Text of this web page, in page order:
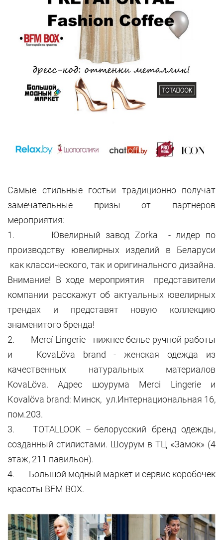
Самые стильные гостьи традиционно получат
замечательные призы от партнеров
мероприятия:
1. Ювелирный завод Zorka - лидер по
производству ювелирных изделий в Беларуси
как классического, так и оригинального дизайна.
Внимание! В ходе мероприятия представители
компании расскажут об актуальных ювелирных
трендах и представят новую коллекцию
знаменитого бренда!
2. Mercí Lingerie - нижнее белье ручной работы
и KovaLöva brand - женская одежда из
качественных натуральных материалов
KovaLöva. Адрес шоурума Merci Lingerie и
Коvalöva brand: Минск, ул.Интернациональная 16,
пом.203.
3. TOTALLOOK – белорусский бренд одежды,
созданный стилистами. Шоурум в ТЦ «Замок» (4
этаж, 211 павильон).
4. Большой модный маркет и сервис коробочек
красоты BFM BOX.